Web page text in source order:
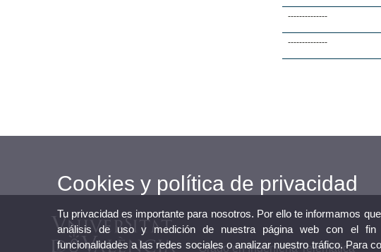
--------------
--------------
Grado en Ingeniería Telemática
Cookies y política de privacidad
Tu privacidad es importante para nosotros. Por ello te informamos
análisis de uso y medición de nuestra página web con el fin
funcionalidades a las redes sociales o analizar nuestro tráfico. Para